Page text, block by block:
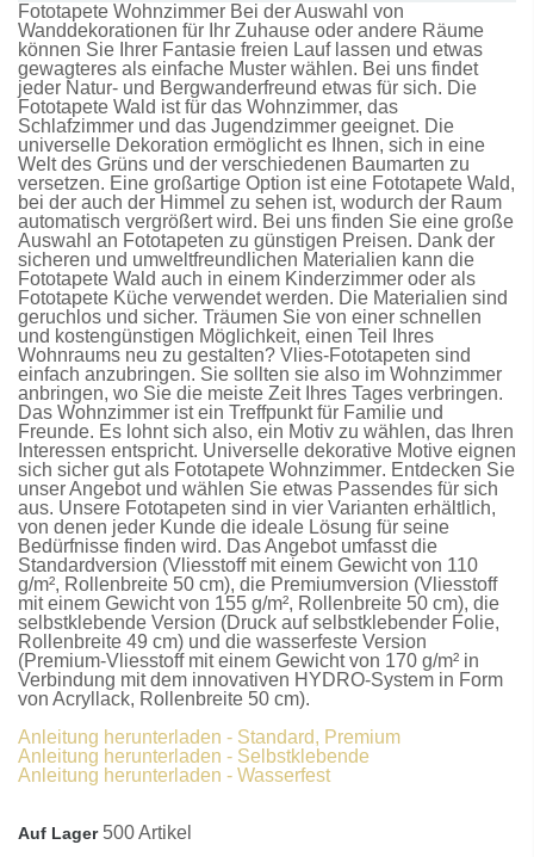
Fototapete Wohnzimmer Bei der Auswahl von
Wanddekorationen für Ihr Zuhause oder andere Räume
können Sie Ihrer Fantasie freien Lauf lassen und etwas
gewagteres als einfache Muster wählen. Bei uns findet
jeder Natur- und Bergwanderfreund etwas für sich. Die
Fototapete Wald ist für das Wohnzimmer, das
Schlafzimmer und das Jugendzimmer geeignet. Die
universelle Dekoration ermöglicht es Ihnen, sich in eine
Welt des Grüns und der verschiedenen Baumarten zu
versetzen. Eine großartige Option ist eine Fototapete Wald,
bei der auch der Himmel zu sehen ist, wodurch der Raum
automatisch vergrößert wird. Bei uns finden Sie eine große
Auswahl an Fototapeten zu günstigen Preisen. Dank der
sicheren und umweltfreundlichen Materialien kann die
Fototapete Wald auch in einem Kinderzimmer oder als
Fototapete Küche verwendet werden. Die Materialien sind
geruchlos und sicher. Träumen Sie von einer schnellen
und kostengünstigen Möglichkeit, einen Teil Ihres
Wohnraums neu zu gestalten? Vlies-Fototapeten sind
einfach anzubringen. Sie sollten sie also im Wohnzimmer
anbringen, wo Sie die meiste Zeit Ihres Tages verbringen.
Das Wohnzimmer ist ein Treffpunkt für Familie und
Freunde. Es lohnt sich also, ein Motiv zu wählen, das Ihren
Interessen entspricht. Universelle dekorative Motive eignen
sich sicher gut als Fototapete Wohnzimmer. Entdecken Sie
unser Angebot und wählen Sie etwas Passendes für sich
aus. Unsere Fototapeten sind in vier Varianten erhältlich,
von denen jeder Kunde die ideale Lösung für seine
Bedürfnisse finden wird. Das Angebot umfasst die
Standardversion (Vliesstoff mit einem Gewicht von 110
g/m², Rollenbreite 50 cm), die Premiumversion (Vliesstoff
mit einem Gewicht von 155 g/m², Rollenbreite 50 cm), die
selbstklebende Version (Druck auf selbstklebender Folie,
Rollenbreite 49 cm) und die wasserfeste Version
(Premium-Vliesstoff mit einem Gewicht von 170 g/m² in
Verbindung mit dem innovativen HYDRO-System in Form
von Acryllack, Rollenbreite 50 cm).
Anleitung herunterladen - Standard, Premium
Anleitung herunterladen - Selbstklebende
Anleitung herunterladen - Wasserfest
Auf Lager 500 Artikel